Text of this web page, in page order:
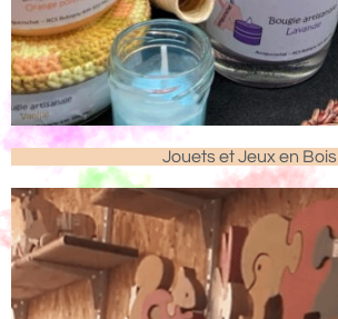
Jouets et Jeux en Bois